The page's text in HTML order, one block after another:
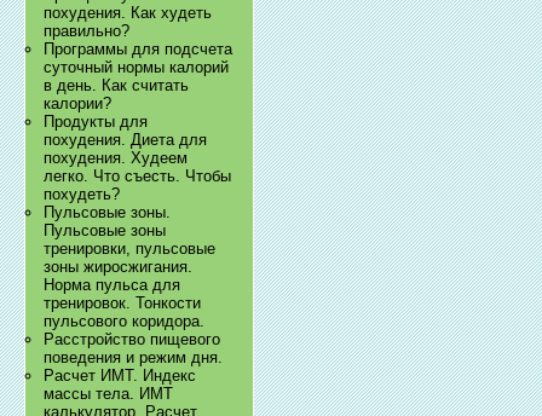
похудения. Как худеть
правильно?
Программы для подсчета
суточный нормы калорий
в день. Как считать
калории?
Продукты для
похудения. Диета для
похудения. Худеем
легко. Что съесть. Чтобы
похудеть?
Пульсовые зоны.
Пульсовые зоны
тренировки, пульсовые
зоны жиросжигания.
Норма пульса для
тренировок. Тонкости
пульсового коридора.
Расстройство пищевого
поведения и режим дня.
Расчет ИМТ. Индекс
массы тела. ИМТ
калькулятор. Расчет